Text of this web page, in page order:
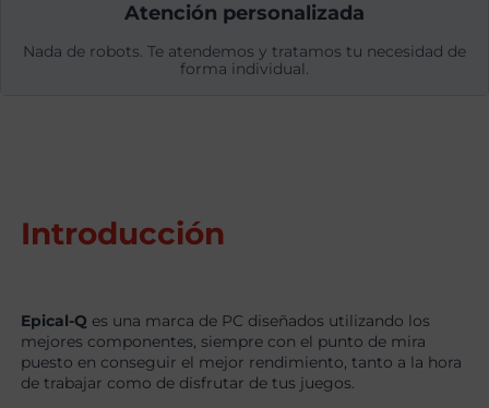
Atención personalizada
Nada de robots. Te atendemos y tratamos tu necesidad de
forma individual.
Introducción
Epical-Q es una marca de PC diseñados utilizando los
mejores componentes, siempre con el punto de mira
puesto en conseguir el mejor rendimiento, tanto a la hora
de trabajar como de disfrutar de tus juegos.